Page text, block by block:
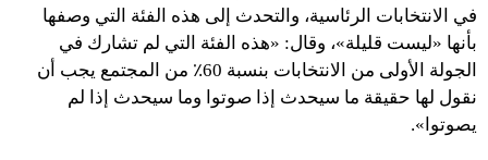
في الانتخابات الرئاسية، والتحدث إلى هذه الفئة التي وصفها
بأنها «ليست قليلة»، وقال: «هذه الفئة التي لم تشارك في
الجولة الأولى من الانتخابات بنسبة 60٪ من المجتمع يجب أن
نقول لها حقيقة ما سيحدث إذا صوتوا وما سيحدث إذا لم
يصوتوا».